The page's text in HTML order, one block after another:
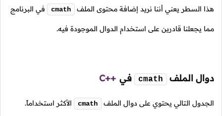
هذا السطر يعني أننا نريد إضافة محتوى الملف cmath في البرنامج
مما يجعلنا قادرين على استخدام الدوال الموجودة فيه.
دوال الملف cmath في C++
الجدول التالي يحتوي على دوال الملف cmath الأكثر استخداماً.